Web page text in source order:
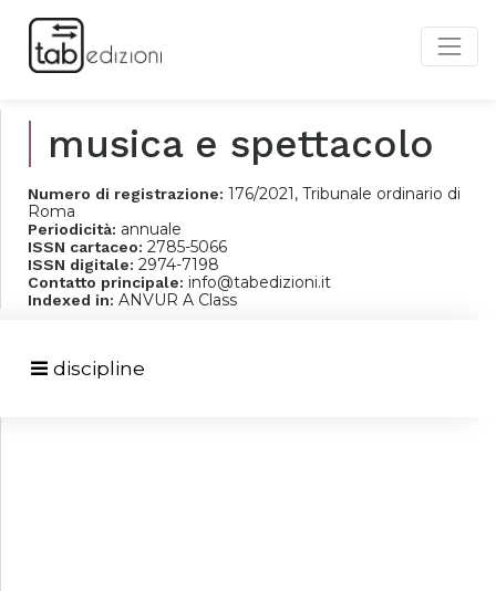
musica e spettacolo
Numero di registrazione: 176/2021, Tribunale ordinario di
Roma
Periodicità: annuale
ISSN cartaceo: 2785-5066
ISSN digitale: 2974-7198
Contatto principale: info@tabedizioni.it
Indexed in: ANVUR A Class
discipline